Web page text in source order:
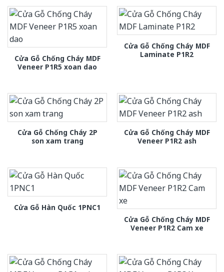
Cửa Gỗ Chống Cháy MDF
Veneer P1R5 xoan dao
Cửa Gỗ Chống Cháy MDF
Laminate P1R2
Cửa Gỗ Chống Cháy 2P
son xam trang
Cửa Gỗ Chống Cháy MDF
Veneer P1R2 ash
Cửa Gỗ Hàn Quốc 1PNC1
Cửa Gỗ Chống Cháy MDF
Veneer P1R2 Cam xe